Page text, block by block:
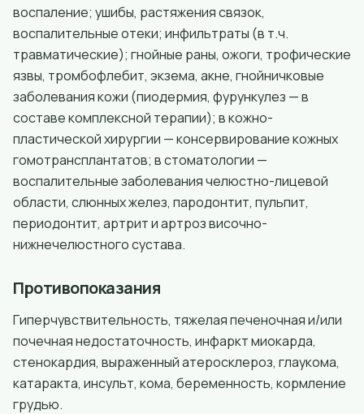
воспаление; ушибы, растяжения связок,
воспалительные отеки; инфильтраты (в т.ч.
травматические); гнойные раны, ожоги, трофические
язвы, тромбофлебит, экзема, акне, гнойничковые
заболевания кожи (пиодермия, фурункулез — в
составе комплексной терапии); в кожно-
пластической хирургии — консервирование кожных
гомотрансплантатов; в стоматологии —
воспалительные заболевания челюстно-лицевой
области, слюнных желез, пародонтит, пульпит,
периодонтит, артрит и артроз височно-
нижнечелюстного сустава.
Противопоказания
Гиперчувствительность, тяжелая печеночная и/или
почечная недостаточность, инфаркт миокарда,
стенокардия, выраженный атеросклероз, глаукома,
катаракта, инсульт, кома, беременность, кормление
грудью.